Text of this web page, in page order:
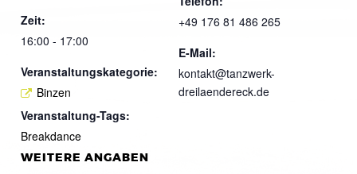
Zeit:
16:00 - 17:00
Veranstaltungskategorie:
Binzen
Veranstaltung-Tags:
Breakdance
+49 176 81 486 265
E-Mail:
kontakt@tanzwerk-
dreilaendereck.de
WEITERE ANGABEN